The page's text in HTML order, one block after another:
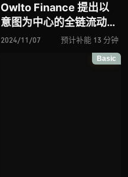
Owlto Finance 提出以
意图为中心的全链流动性
解决方案、美国大选对加
密行业趋势影响分析、面
向消费者层的 L2 网络
2024/11/07 预计补能 13 分钟
Basic